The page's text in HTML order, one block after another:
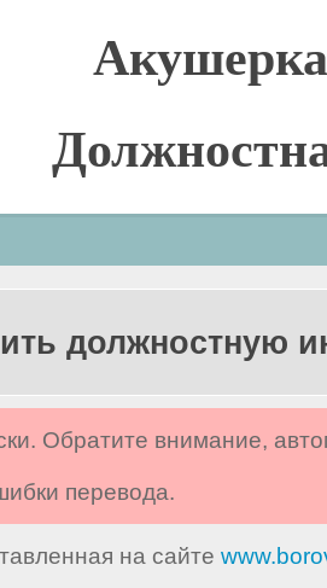
должностную
Обратите внимание,
перевода.
на сайте